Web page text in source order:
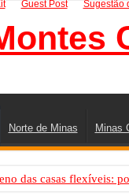
Guest Post Sugestão
Norte de Minas Minas
das casas flexíveis: